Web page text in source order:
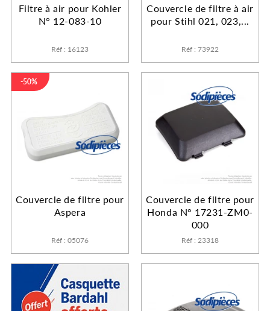
Filtre à air pour Kohler
N° 12-083-10
Réf : 16123
Couvercle de filtre à air
pour Stihl 021, 023,...
Réf : 73922
Couvercle de filtre pour
Aspera
Réf : 05076
-50%
Couvercle de filtre pour
Honda N° 17231-ZM0-
000
Réf : 23318